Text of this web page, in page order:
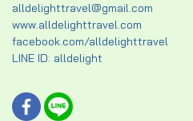
alldelighttravel@gmail.com
www.alldelighttravel.com
facebook.com/alldelighttravel
LINE ID: alldelight